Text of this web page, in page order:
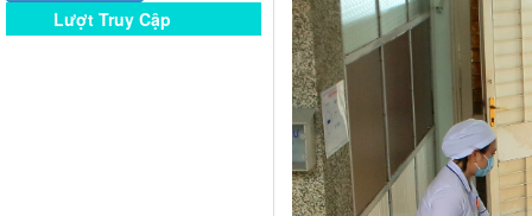
Lượt Truy Cập
Online